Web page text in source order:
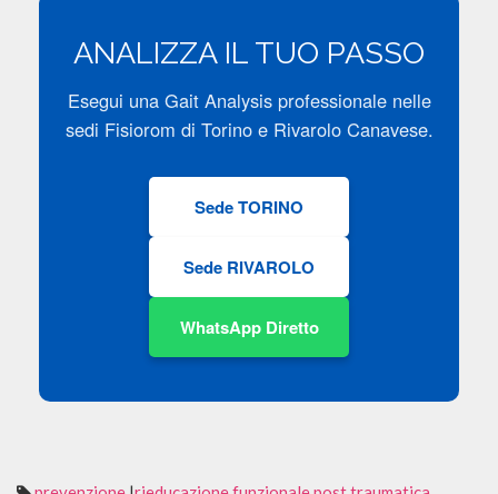
ANALIZZA IL TUO PASSO
Esegui una Gait Analysis professionale nelle
sedi Fisiorom di Torino e Rivarolo Canavese.
Sede TORINO
Sede RIVAROLO
WhatsApp Diretto